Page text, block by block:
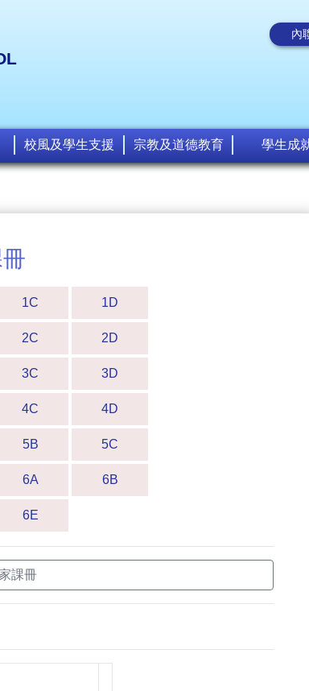
內
校風及學生支援 宗教及道德教育 學生成
1C 1D
2C 2D
3C 3D
4C 4D
5B 5C
6A 6B
6E
課冊